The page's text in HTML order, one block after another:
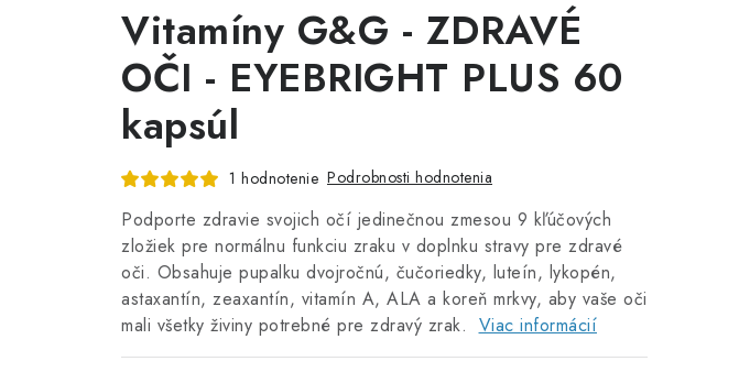
Vitamíny G&G - ZDRAVÉ
OČI - EYEBRIGHT PLUS 60
kapsúl
1 hodnotenie Podrobnosti hodnotenia
Podporte zdravie svojich očí jedinečnou zmesou 9 kľúčových
zložiek pre normálnu funkciu zraku v doplnku stravy pre zdravé
oči. Obsahuje pupalku dvojročnú, čučoriedky, luteín, lykopén,
astaxantín, zeaxantín, vitamín A, ALA a koreň mrkvy, aby vaše oči
mali všetky živiny potrebné pre zdravý zrak. Viac informácií